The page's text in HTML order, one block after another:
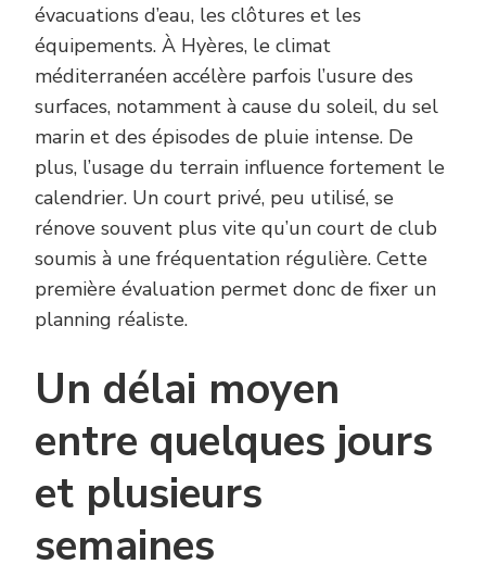
évacuations d’eau, les clôtures et les
équipements. À Hyères, le climat
méditerranéen accélère parfois l’usure des
surfaces, notamment à cause du soleil, du sel
marin et des épisodes de pluie intense. De
plus, l’usage du terrain influence fortement le
calendrier. Un court privé, peu utilisé, se
rénove souvent plus vite qu’un court de club
soumis à une fréquentation régulière. Cette
première évaluation permet donc de fixer un
planning réaliste.
Un délai moyen
entre quelques jours
et plusieurs
semaines